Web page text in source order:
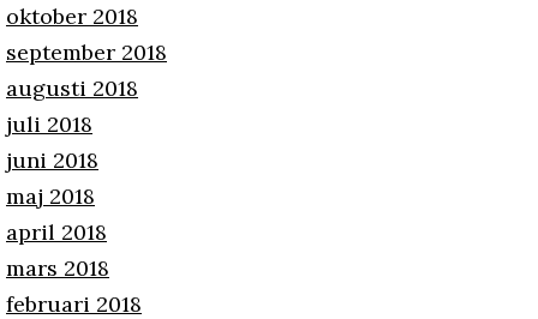
oktober 2018
september 2018
augusti 2018
juli 2018
juni 2018
maj 2018
april 2018
mars 2018
februari 2018